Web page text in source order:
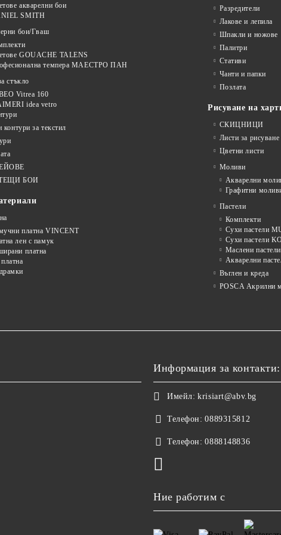
акварелни бои
SMITH
бои/Гваш
GOUACHE TALENS
темпера МАЕСТРО ПАН
стъкло
Vitrea 160
idea vetro
контури за текстил
БОИ
платна VINCENT
лен с памук
платна
Разредители
Лакове и лепила
Шпакли и ножове
Палитри
Стативи
Чанти и папки
Позлата
Рисуване на
СКИЦНИЦИ
Листи за рисуване
Цветни листи
Моливи
Акварелни
Графитни
Пастели
Комплекти
Сухи пастели
Сухи пастели
Маслени пастели
Акварелни
Въглен и креда
POSCA Акрилни
Информация за контакти:
Имейл: krisiart@abv.bg
Телефон: 0889315812
Телефон: 0888148836
Ние работим с